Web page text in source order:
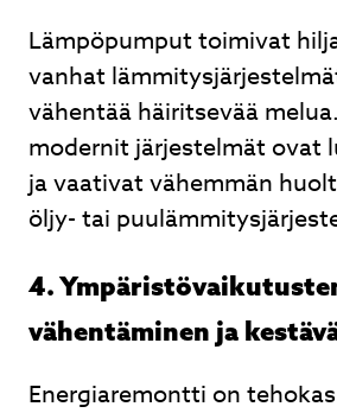
Lämpöpumput toimivat
vanhat
vähentää häiritsevää
modernit järjestelmät ovat
ja vaativat vähemmän
öljy- tai
4.
vähentäminen ja
Energiaremontti on